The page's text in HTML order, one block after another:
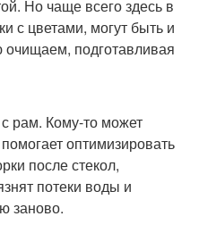
Но чаще всего здесь в
с цветами, могут быть и
подготавливая
рам. Кому-то может
оптимизировать
после стекол,
потеки воды и
заново.